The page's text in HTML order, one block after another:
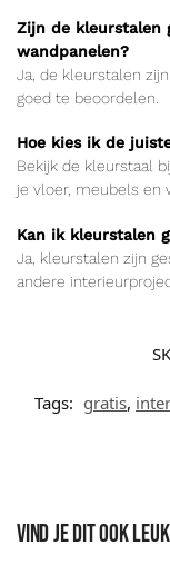
Zijn de kleurstalen
wandpanelen?
Ja, de kleurstalen
goed te beoordelen.
Hoe kies ik de
Bekijk de kleurstaal
je vloer, meubels en
Kan ik kleurstalen
Ja, kleurstalen zijn
andere
Tags: gratis,
Vind je dit ook